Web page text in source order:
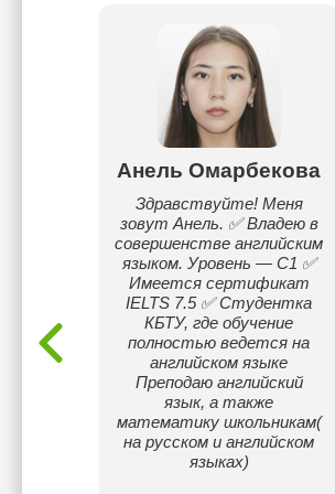
Анель Омарбекова
Здравствуйте! Меня
зовут Анель. ✅ Владею в
совершенстве английским
языком. Уровень — C1 ✅
Имеется сертификат
IELTS 7.5 ✅ Студентка
КБТУ, где обучение
полностью ведется на
английском языке
Преподаю английский
язык, а также
математику школьникам(
на русском и английском
языках)